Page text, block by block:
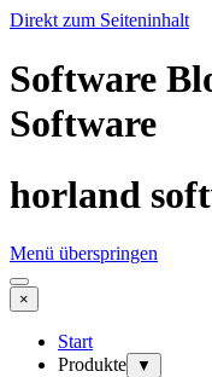
Direkt zum Seiteninhalt
Software
Software
horland
Menü überspringen
×
Start
Produkte
▼